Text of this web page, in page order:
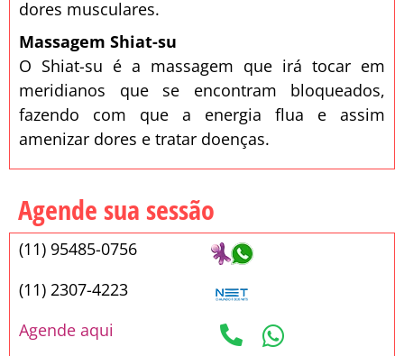
dores musculares.
Massagem Shiat-su
O Shiat-su é a massagem que irá tocar em
meridianos que se encontram bloqueados,
fazendo com que a energia flua e assim
amenizar dores e tratar doenças.
Agende sua sessão
(11) 95485-0756
(11) 2307-4223
Agende aqui